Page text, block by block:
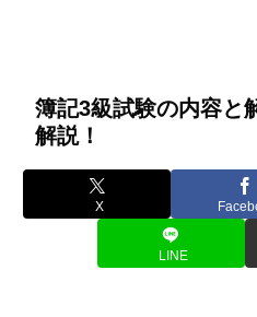
簿記3級試験の内容と
解説！
X
LINE